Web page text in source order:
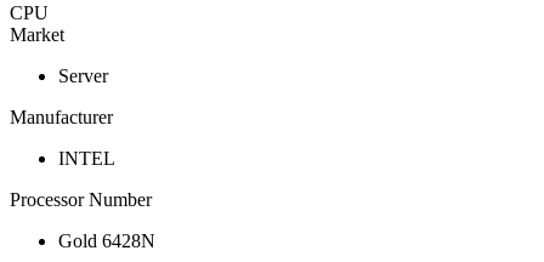
CPU
Market
Server
Manufacturer
INTEL
Processor Number
Gold 6428N